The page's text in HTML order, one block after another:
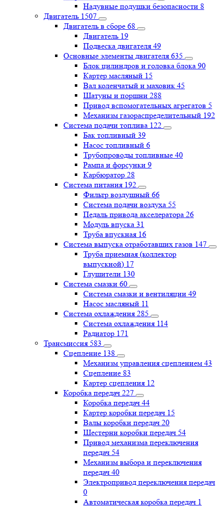
Надувные подушки безопасности 8
Двигатель 1507
Двигатель в сборе 68
Двигатель 19
Подвеска двигателя 49
Основные элементы двигателя 635
Блок цилиндров и головка блока 90
Картер масляный 15
Вал коленчатый и маховик 45
Шатуны и поршни 288
Привод вспомогательных агрегатов 5
Механизм газораспределительный 192
Система подачи топлива 122
Бак топливный 39
Насос топливный 6
Трубопроводы топливные 40
Рампа и форсунки 9
Карбюратор 28
Система питания 192
Фильтр воздушный 66
Система подачи воздуха 55
Педаль привода акселератора 26
Модуль впуска 31
Труба впускная 16
Система выпуска отработавших газов 147
Труба приемная (коллектор
выпускной) 17
Глушители 130
Система смазки 60
Система смазки и вентиляции 49
Насос масляный 11
Система охлаждения 285
Система охлаждения 114
Радиатор 171
Трансмиссия 583
Сцепление 138
Механизм управления сцеплением 43
Сцепление 83
Картер сцепления 12
Коробка передач 227
Коробка передач 44
Картер коробки передач 15
Валы коробки передач 20
Шестерни коробки передач 54
Привод механизма переключения
передач 54
Механизм выбора и переключения
передач 40
Электропривод переключения передач
0
Автоматическая коробка передач 1